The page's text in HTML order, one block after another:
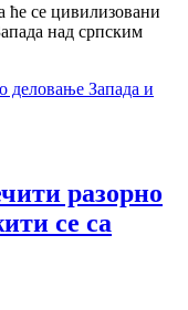
ће се цивилизовани
над српским
разорно
се са